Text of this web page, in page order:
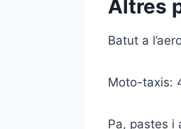
Altres
Batut a
Moto-taxis:
Pa, pastes i